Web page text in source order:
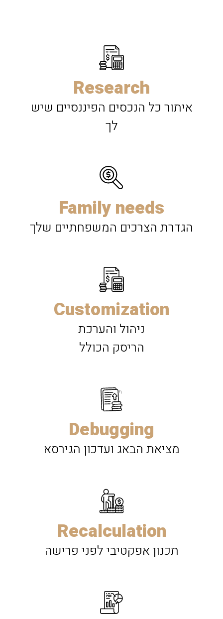
Research
איתור כל הנכסים הפיננסיים שיש
לך
Family needs
הגדרת הצרכים המשפחתיים שלך
Customization
ניהול והערכת
הריסק הכולל
Debugging
מציאת הבאג ועדכון הגירסא
Recalculation
תכנון אפקטיבי לפני פרישה